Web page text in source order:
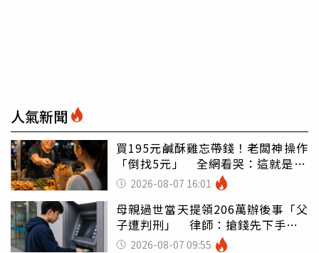
人氣新聞
買195元鹹酥雞忘帶錢！老闆神操作
「倒找5元」 全網看哭：這就是台
灣 2026-08-07 16:01
母親過世當天提領206萬辦後事「父
子遭判刑」 律師：搶錢先下手是
罪 2026-08-07 09:55